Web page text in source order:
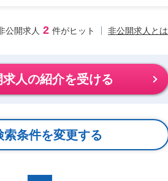
公開求人 2 件がヒット 非公開求人とは
人の紹介を受ける
索条件を変更する